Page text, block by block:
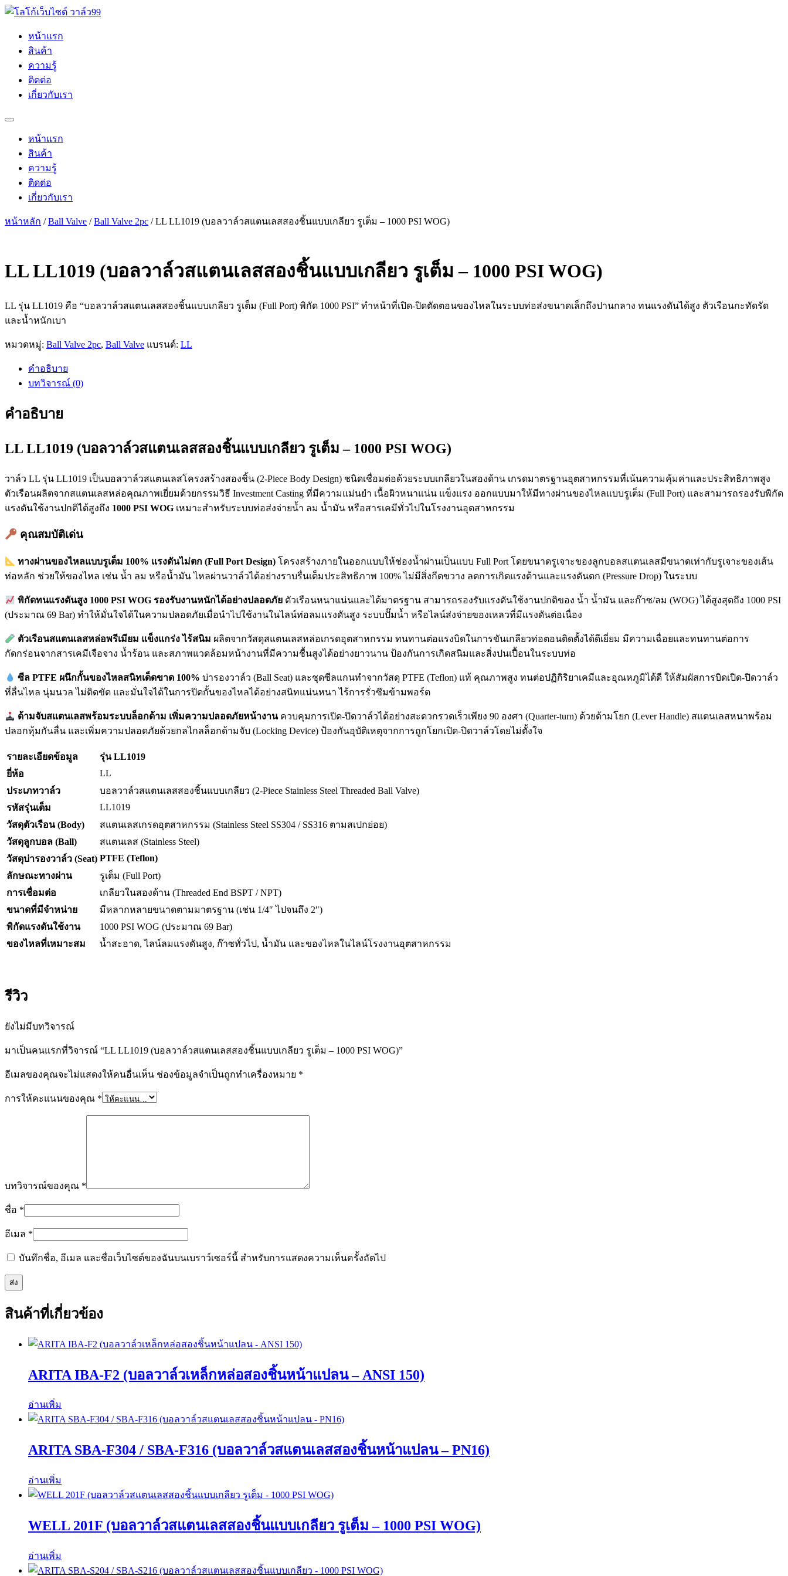
Skip
หน้าแรก
สินค้า
ความรู้
ติดต่อ
เกี่ยวกับเรา
หน้าแรก
สินค้า
ความรู้
ติดต่อ
เกี่ยวกับเรา
หน้าหลัก /Ball Valve /Ball Valve 2pc / LL LL1019 (บอลวาล์วสแตนเลสสองชิ้นแบบเกลียว รูเต็ม – 1000 PSI WOG)
LL LL1019 (บอลวาล์วสแตนเลสสองชิ้นแบบเกลียว รูเต็ม – 1000 PSI WOG)
LL รุ่น LL1019 คือ “บอลวาล์วสแตนเลสสองชิ้นแบบเกลียว รูเต็ม (Full Port) พิกัด 1000 PSI” ทำหน้าที่เปิด-ปิดตัดตอนของไหลในระบบท่อส่งขนาดเล็กถึงปานกลาง ทนแรงดันได้สูง ตัวเรือนกะทัดรัด
และน้ำหนักเบา
หมวดหมู่: Ball Valve 2pc, Ball Valve แบรนด์: LL
คำอธิบาย
บทวิจารณ์ (0)
คำอธิบาย
LL LL1019 (บอลวาล์วสแตนเลสสองชิ้นแบบเกลียว รูเต็ม – 1000 PSI WOG)
วาล์ว LL รุ่น LL1019 เป็นบอลวาล์วสแตนเลสโครงสร้างสองชิ้น (2-Piece Body Design) ชนิดเชื่อมต่อด้วยระบบเกลียวในสองด้าน เกรดมาตรฐานอุตสาหกรรมที่เน้นความคุ้มค่าและประสิทธิภาพสูง
ตัวเรือนผลิตจากสแตนเลสหล่อคุณภาพเยี่ยมด้วยกรรมวิธี Investment Casting ที่มีความแม่นยำ เนื้อผิวหนาแน่น แข็งแรง ออกแบบมาให้มีทางผ่านของไหลแบบรูเต็ม (Full Port) และสามารถรองรับพิกัด
แรงดันใช้งานปกติได้สูงถึง 1000 PSI WOG เหมาะสำหรับระบบท่อส่งจ่ายน้ำ ลม น้ำมัน หรือสารเคมีทั่วไปในโรงงานอุตสาหกรรม
คุณสมบัติเด่น
ทางผ่านของไหลแบบรูเต็ม 100% แรงดันไม่ตก (Full Port Design) โครงสร้างภายในออกแบบให้ช่องน้ำผ่านเป็นแบบ Full Port โดยขนาดรูเจาะของลูกบอลสแตนเลสมีขนาดเท่ากับรูเจาะของเส้น
ท่อหลัก ช่วยให้ของไหล เช่น น้ำ ลม หรือน้ำมัน ไหลผ่านวาล์วได้อย่างราบรื่นเต็มประสิทธิภาพ 100% ไม่มีสิ่งกีดขวาง ลดการเกิดแรงต้านและแรงดันตก (Pressure Drop) ในระบบ
พิกัดทนแรงดันสูง 1000 PSI WOG รองรับงานหนักได้อย่างปลอดภัย ตัวเรือนหนาแน่นและได้มาตรฐาน สามารถรองรับแรงดันใช้งานปกติของ น้ำ น้ำมัน และก๊าซ/ลม (WOG) ได้สูงสุดถึง 1000 PSI
(ประมาณ 69 Bar) ทำให้มั่นใจได้ในความปลอดภัยเมื่อนำไปใช้งานในไลน์ท่อลมแรงดันสูง ระบบปั๊มน้ำ หรือไลน์ส่งจ่ายของเหลวที่มีแรงดันต่อเนื่อง
ตัวเรือนสแตนเลสหล่อพรีเมียม แข็งแกร่ง ไร้สนิม ผลิตจากวัสดุสแตนเลสหล่อเกรดอุตสาหกรรม ทนทานต่อแรงบิดในการขันเกลียวท่อตอนติดตั้งได้ดีเยี่ยม มีความเฉื่อยและทนทานต่อการ
กัดกร่อนจากสารเคมีเจือจาง น้ำร้อน และสภาพแวดล้อมหน้างานที่มีความชื้นสูงได้อย่างยาวนาน ป้องกันการเกิดสนิมและสิ่งปนเปื้อนในระบบท่อ
ซีล PTFE ผนึกกั้นของไหลสนิทเด็ดขาด 100% บ่ารองวาล์ว (Ball Seat) และชุดซีลแกนทำจากวัสดุ PTFE (Teflon) แท้ คุณภาพสูง ทนต่อปฏิกิริยาเคมีและอุณหภูมิได้ดี ให้สัมผัสการบิดเปิด-ปิดวาล์ว
ที่ลื่นไหล นุ่มนวล ไม่ติดขัด และมั่นใจได้ในการปิดกั้นของไหลได้อย่างสนิทแน่นหนา ไร้การรั่วซึมข้ามพอร์ต
ด้ามจับสแตนเลสพร้อมระบบล็อกด้าม เพิ่มความปลอดภัยหน้างานควบคุมการเปิด-ปิดวาล์วได้อย่างสะดวกรวดเร็วเพียง 90 องศา (Quarter-turn) ด้วยด้ามโยก (Lever Handle) สแตนเลสหนาพร้อม
ปลอกหุ้มกันลื่น และเพิ่มความปลอดภัยด้วยกลไกลล็อกด้ามจับ (Locking Device) ป้องกันอุบัติเหตุจากการถูกโยกเปิด-ปิดวาล์วโดยไม่ตั้งใจ
รายละเอียดข้อมูล
รุ่น LL1019
ยี่ห้อ
LL
ประเภทวาล์ว
บอลวาล์วสแตนเลสสองชิ้นแบบเกลียว (2-Piece Stainless Steel Threaded Ball Valve)
รหัสรุ่นเต็ม
LL1019
วัสดุตัวเรือน (Body)
สแตนเลสเกรดอุตสาหกรรม (Stainless Steel SS304 / SS316 ตามสเปกย่อย)
วัสดุลูกบอล (Ball)
สแตนเลส (Stainless Steel)
วัสดุบ่ารองวาล์ว (Seat) PTFE (Teflon)
ลักษณะทางผ่าน
รูเต็ม (Full Port)
การเชื่อมต่อ
เกลียวในสองด้าน (Threaded End BSPT / NPT)
ขนาดที่มีจำหน่าย
มีหลากหลายขนาดตามมาตรฐาน (เช่น 1/4″ ไปจนถึง 2″)
พิกัดแรงดันใช้งาน
1000 PSI WOG (ประมาณ 69 Bar)
ของไหลที่เหมาะสม
น้ำสะอาด, ไลน์ลมแรงดันสูง, ก๊าซทั่วไป, น้ำมัน และของไหลในไลน์โรงงานอุตสาหกรรม
รีวิว
ยังไม่มีบทวิจารณ์
มาเป็นคนแรกที่วิจารณ์ “LL LL1019 (บอลวาล์วสแตนเลสสองชิ้นแบบเกลียว รูเต็ม – 1000 PSI WOG)”
อีเมลของคุณจะไม่แสดงให้คนอื่นเห็น ช่องข้อมูลจำเป็นถูกทำเครื่องหมาย *
การให้คะแนนของคุณ *
บทวิจารณ์ของคุณ *
ชื่อ *
อีเมล *
บันทึกชื่อ, อีเมล และชื่อเว็บไซต์ของฉันบนเบราว์เซอร์นี้ สำหรับการแสดงความเห็นครั้งถัดไป
สินค้าที่เกี่ยวข้อง
ARITA IBA-F2 (บอลวาล์วเหล็กหล่อสองชิ้นหน้าแปลน – ANSI 150)
อ่านเพิ่ม
ARITA SBA-F304 / SBA-F316 (บอลวาล์วสแตนเลสสองชิ้นหน้าแปลน – PN16)
อ่านเพิ่ม
WELL 201F (บอลวาล์วสแตนเลสสองชิ้นแบบเกลียว รูเต็ม – 1000 PSI WOG)
อ่านเพิ่ม